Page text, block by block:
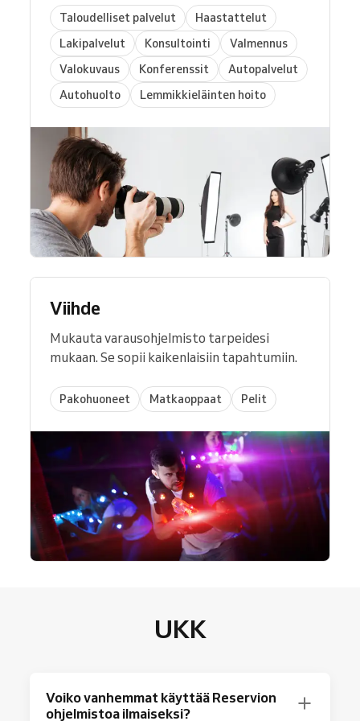
Taloudelliset palvelut
Haastattelut
Lakipalvelut
Konsultointi
Valmennus
Valokuvaus
Konferenssit
Autopalvelut
Autohuolto
Lemmikkieläinten hoito
Viihde
Mukauta varausohjelmisto tarpeidesi
mukaan. Se sopii kaikenlaisiin tapahtumiin.
Pakohuoneet Matkaoppaat Pelit
UKK
Voiko vanhemmat käyttää Reservion
ohjelmistoa ilmaiseksi?